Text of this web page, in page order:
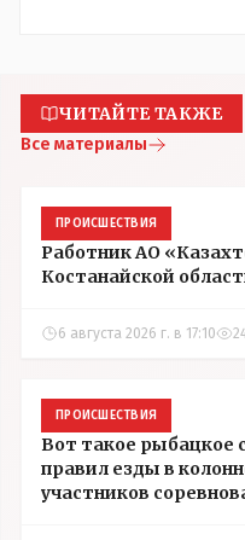
ЧИТАЙТЕ ТАКЖЕ
Все материалы
ПРОИСШЕСТВИЯ
Работник АО
Костанайской
6 августа 2026 г. в 17:10
ПРОИСШЕСТВИЯ
Вот такое рыбацкое
правил езды в
участников